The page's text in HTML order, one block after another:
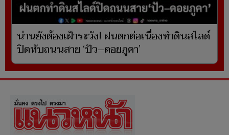
น่านยังต้องเฝ้าระวัง! ฝนตกต่อเนื่องทำดินสไลด์
ปิดทับถนนสาย ‘ปัว–ดอยภูคา’